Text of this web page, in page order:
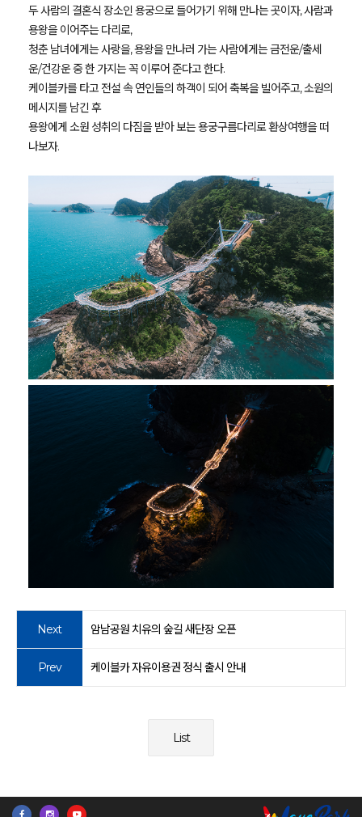
두 사람의 결혼식 장소인 용궁으로 들어가기 위해 만나는 곳이자, 사람과
용왕을 이어주는 다리로,
청춘 남녀에게는 사랑을, 용왕을 만나러 가는 사람에게는 금전운/출세
운/건강운 중 한 가지는 꼭 이루어 준다고 한다.
케이블카를 타고 전설 속 연인들의 하객이 되어 축복을 빌어주고, 소원의
메시지를 남긴 후
용왕에게 소원 성취의 다짐을 받아 보는 용궁구름다리로 환상여행을 떠
나보자.
Next 암남공원 치유의 숲길 새단장 오픈
Prev 케이블카 자유이용권 정식 출시 안내
List